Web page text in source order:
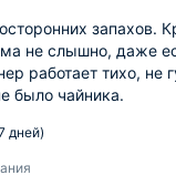
запахов.
не слышно, даже
работает тихо, не
было чайника.
дней)